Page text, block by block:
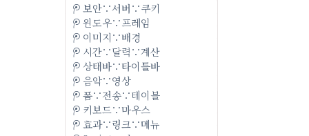
보안∵서버∵쿠키
윈도우∵프레임
이미지∵배경
시간∵달력∵계산
상태바∵타이틀바
음악∵영상
폼∵전송∵테이블
키보드∵마우스
효과∵링크∵메뉴